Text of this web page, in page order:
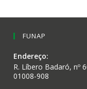
FUNAP
Endereço:
R. Líbero Badaró, nº
01008-908